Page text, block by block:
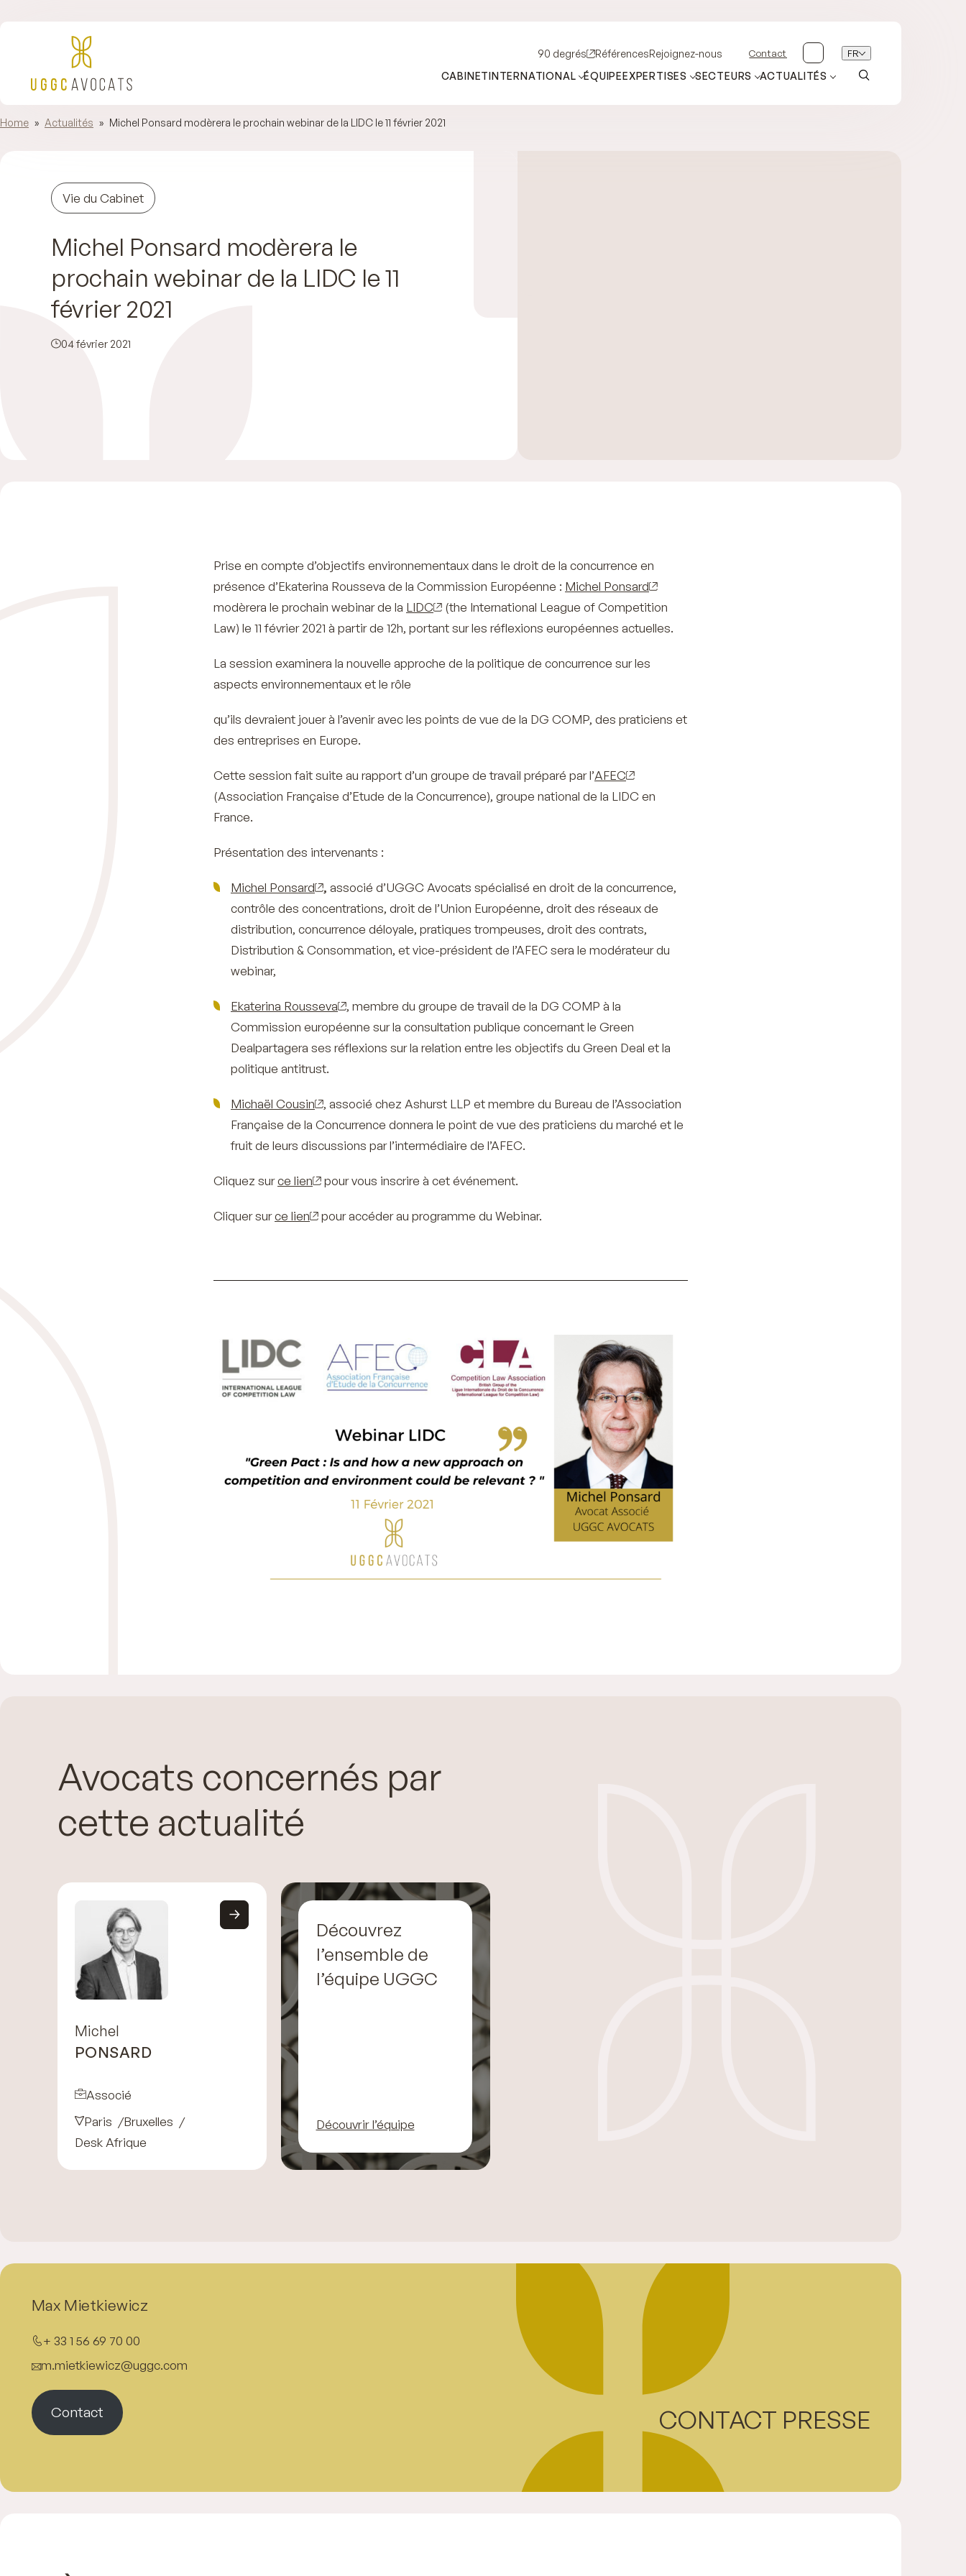
90 degrés RéférencesRejoignez-nous Contact FR
CABINETINTERNATIONAL ÉQUIPEEXPERTISES SECTEURS ACTUALITÉS
Home » Actualités » Michel Ponsard modèrera le prochain webinar de la LIDC le 11 février 2021
Vie du Cabinet
Michel Ponsard modèrera le
prochain webinar de la LIDC le 11
février 2021
04 février 2021
Prise en compte d’objectifs environnementaux dans le droit de la concurrence en
présence d’Ekaterina Rousseva de la Commission Européenne : Michel Ponsard
modèrera le prochain webinar de la LIDC
(the International League of Competition
Law) le 11 février 2021 à partir de 12h, portant sur les réflexions européennes actuelles.
La session examinera la nouvelle approche de la politique de concurrence sur les
aspects environnementaux et le rôle
qu’ils devraient jouer à l’avenir avec les points de vue de la DG COMP, des praticiens et
des entreprises en Europe.
Cette session fait suite au rapport d’un groupe de travail préparé par l’AFEC
(Association Française d’Etude de la Concurrence), groupe national de la LIDC en
France.
Présentation des intervenants :
Michel Ponsard , associé d’UGGC Avocats spécialisé en droit de la concurrence,
contrôle des concentrations, droit de l’Union Européenne, droit des réseaux de
distribution, concurrence déloyale, pratiques trompeuses, droit des contrats,
Distribution & Consommation, et vice-président de l’AFEC sera le modérateur du
webinar,
Ekaterina Rousseva
, membre du groupe de travail de la DG COMP à la
Commission européenne sur la consultation publique concernant le Green
Dealpartagera ses réflexions sur la relation entre les objectifs du Green Deal et la
politique antitrust.
Michaël Cousin
, associé chez Ashurst LLP et membre du Bureau de l’Association
Française de la Concurrence donnera le point de vue des praticiens du marché et le
fruit de leurs discussions par l’intermédiaire de l’AFEC.
Cliquez surce lien pour vous inscrire à cet événement.
Cliquer surce lien pour accéder au programme du Webinar.
Avocats concernés par
cette actualité
Michel
PONSARD
Associé
Paris
Bruxelles
Desk Afrique
Découvrez
l’ensemble de
l’équipe UGGC
Découvrir l’équipe
Max Mietkiewicz
+ 33 1 56 69 70 00
m.mietkiewicz@uggc.com
Contact CONTACT PRESSE